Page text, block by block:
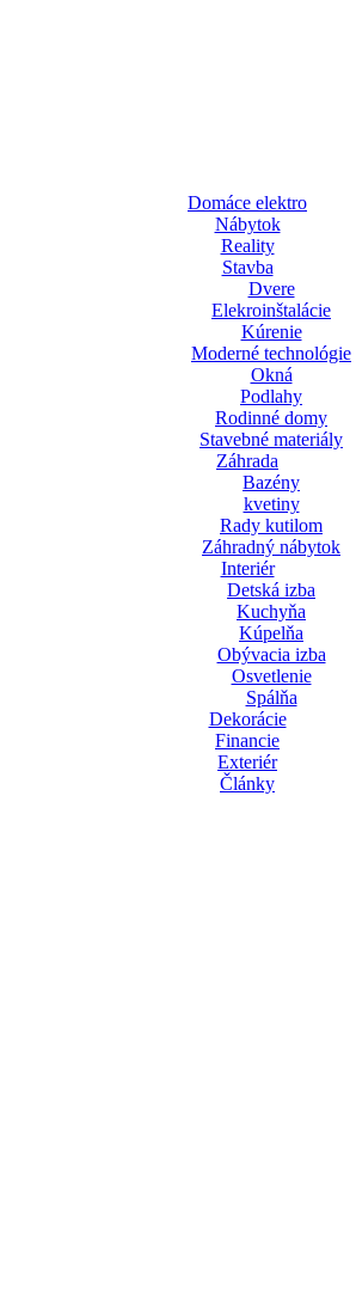
Domáce elektro
Nábytok
Reality
Stavba
Dvere
Elekroinštalácie
Kúrenie
Moderné technológie
Okná
Podlahy
Rodinné domy
Stavebné materiály
Záhrada
Bazény
kvetiny
Rady kutilom
Záhradný nábytok
Interiér
Detská izba
Kuchyňa
Kúpelňa
Obývacia izba
Osvetlenie
Spálňa
Dekorácie
Financie
Exteriér
Články